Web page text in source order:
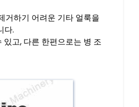
거하기 어려운 기타 얼룩을
다.
고, 다른 한편으로는 병 조